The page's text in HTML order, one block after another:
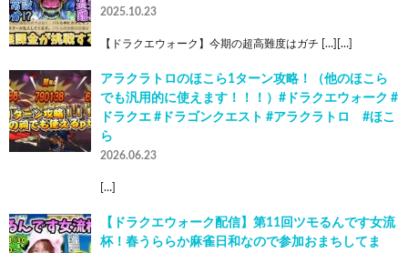
2025.10.23
【ドラクエウォーク】今期の超高難度はガチ […][…]
アラクラトロのほこら1ターン攻略！（他のほこら
でも汎用的に使えます！！！）#ドラクエウォーク #
ドラクエ #ドラゴンクエスト #アラクラトロ #ほこ
ら
2026.06.23
[…]
【ドラクエウォーク配信】第11回ツモるんです女流
杯！春うららか麻雀日和なので参加おまちしてま